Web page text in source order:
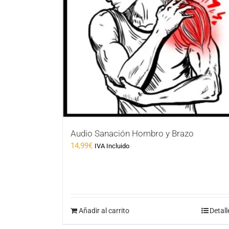
Audio Sanación Hombro y Brazo
14,99€ IVA Incluido
Añadir al carrito